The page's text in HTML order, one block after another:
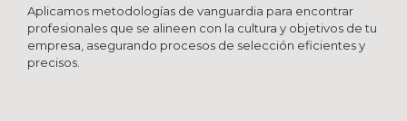
Aplicamos metodologías de vanguardia para encontrar
profesionales que se alineen con la cultura y objetivos de tu
empresa, asegurando procesos de selección eficientes y
precisos.